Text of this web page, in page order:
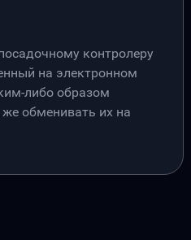
контролеру
на электронном
либо образом
обменивать их на